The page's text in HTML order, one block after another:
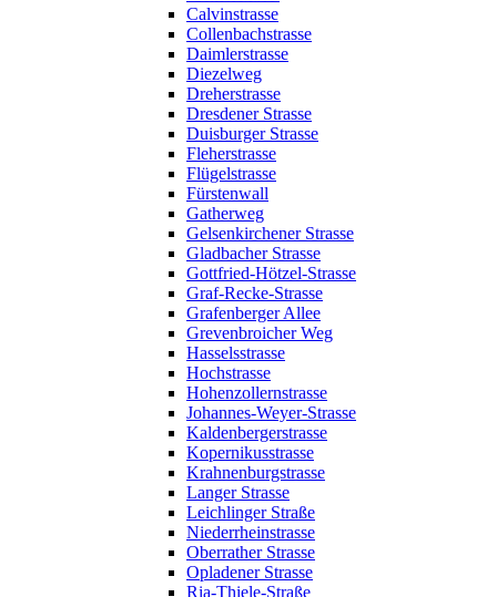
Calvinstrasse
Collenbachstrasse
Daimlerstrasse
Diezelweg
Dreherstrasse
Dresdener Strasse
Duisburger Strasse
Fleherstrasse
Flügelstrasse
Fürstenwall
Gatherweg
Gelsenkirchener Strasse
Gladbacher Strasse
Gottfried-Hötzel-Strasse
Graf-Recke-Strasse
Grafenberger Allee
Grevenbroicher Weg
Hasselsstrasse
Hochstrasse
Hohenzollernstrasse
Johannes-Weyer-Strasse
Kaldenbergerstrasse
Kopernikusstrasse
Krahnenburgstrasse
Langer Strasse
Leichlinger Straße
Niederrheinstrasse
Oberrather Strasse
Opladener Strasse
Ria-Thiele-Straße